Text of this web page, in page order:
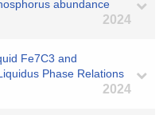
abundance
2024
Fe7C3 and
Phase Relations
2024